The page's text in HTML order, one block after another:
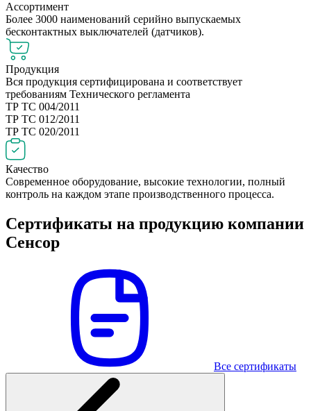
Ассортимент
Более 3000 наименований серийно выпускаемых
бесконтактных выключателей (датчиков).
Продукция
Вся продукция сертифицирована и соответствует
требованиям Технического регламента
ТР ТС 004/2011
ТР ТС 012/2011
ТР ТС 020/2011
Качество
Современное оборудование, высокие технологии, полный
контроль на каждом этапе производственного процесса.
Сертификаты на продукцию компании
Сенсор
Все сертификаты